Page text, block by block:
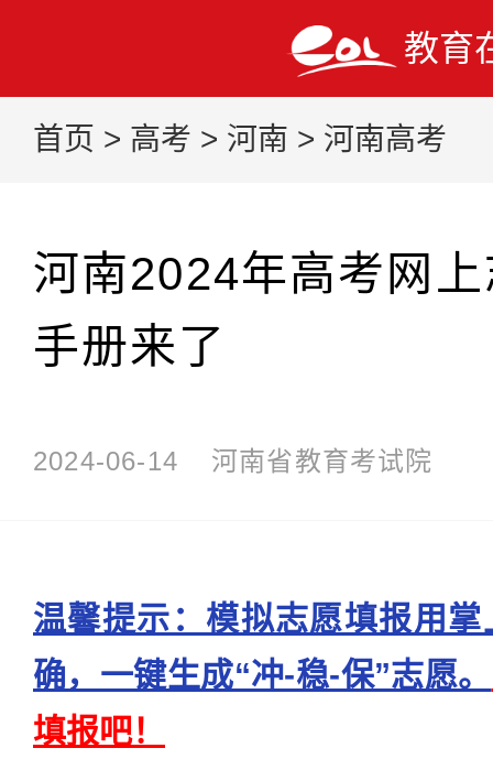
教育
首页 > 高考 > 河南 > 河南高考
河南2024年高考网
手册来了
2024-06-14 河南省教育考试院
温馨提示：模拟志愿填报用
确，一键生成“冲-稳-保”志愿。
填报吧！